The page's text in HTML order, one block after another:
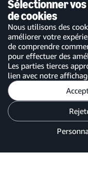
Sélectionner
de cookies
Nous utilisons des
améliorer votre
de comprendre
pour effectuer des
Les parties tierces
lien avec notre
Vos options